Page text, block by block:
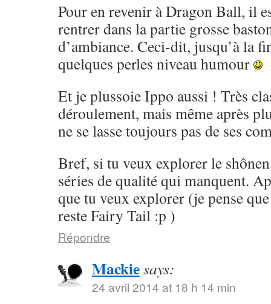
Pour en revenir à Dragon Ball, il
rentrer dans la partie grosse
d’ambiance. Ceci-dit, jusqu’à la
quelques perles niveau humour
Et je plussoie Ippo aussi ! Très
déroulement, mais même après
ne se lasse toujours pas de ses
Bref, si tu veux explorer le
séries de qualité qui manquent.
que tu veux explorer (je pense
reste Fairy Tail :p )
Répondre
Mackiesays:
24 avril 2014 at 18 h 14 min